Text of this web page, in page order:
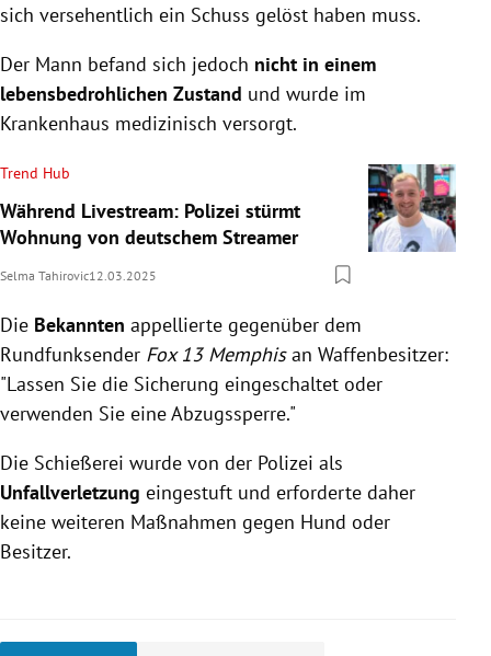
sich versehentlich ein Schuss gelöst haben muss.
Der Mann befand sich jedoch nicht in einem
lebensbedrohlichen Zustand und wurde im
Krankenhaus medizinisch versorgt.
Trend Hub
Während Livestream: Polizei stürmt
Wohnung von deutschem Streamer
Selma Tahirovic12.03.2025
Die Bekannten appellierte gegenüber dem
Rundfunksender Fox 13 Memphisan Waffenbesitzer:
"Lassen Sie die Sicherung eingeschaltet oder
verwenden Sie eine Abzugssperre."
Die Schießerei wurde von der Polizei als
Unfallverletzung eingestuft und erforderte daher
keine weiteren Maßnahmen gegen Hund oder
Besitzer.